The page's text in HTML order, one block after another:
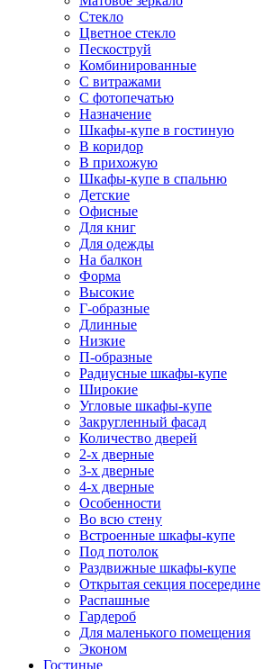
Стекло
Цветное стекло
Пескоструй
Комбинированные
С витражами
С фотопечатью
Назначение
Шкафы-купе в гостиную
В коридор
В прихожую
Шкафы-купе в спальню
Детские
Офисные
Для книг
Для одежды
На балкон
Форма
Высокие
Г-образные
Длинные
Низкие
П-образные
Радиусные шкафы-купе
Широкие
Угловые шкафы-купе
Закругленный фасад
Количество дверей
2-х дверные
3-х дверные
4-х дверные
Особенности
Во всю стену
Встроенные шкафы-купе
Под потолок
Раздвижные шкафы-купе
Открытая секция посередине
Распашные
Гардероб
Для маленького помещения
Эконом
Гостиные